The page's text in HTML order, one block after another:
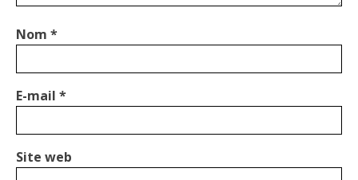
Nom *
E-mail *
Site web